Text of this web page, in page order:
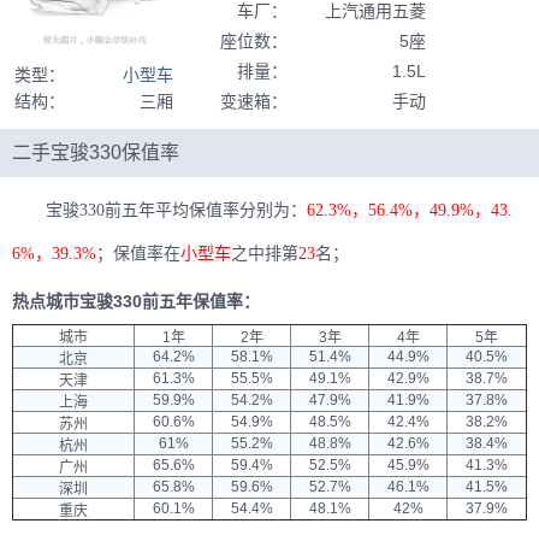
类型：
小型车
结构： 三厢
车厂：
上汽通用五菱
座位数：
5座
排量：
1.5L
变速箱： 手动
二手宝骏330保值率
宝骏330前五年平均保值率分别为： 62.3%，56.4%，49.9%，43.
6%，39.3%；保值率在小型车之中排第23名；
热点城市宝骏330前五年保值率：
城市 1年 2年 3年 4年
5年
北京
64.2% 58.1% 51.4% 44.9%
40.5%
天津
61.3% 55.5% 49.1% 42.9%
38.7%
上海
59.9% 54.2% 47.9% 41.9%
37.8%
苏州
60.6% 54.9% 48.5% 42.4%
38.2%
杭州
61% 55.2% 48.8% 42.6%
38.4%
广州
65.6% 59.4% 52.5% 45.9%
41.3%
深圳
65.8% 59.6% 52.7% 46.1%
41.5%
重庆
60.1% 54.4% 48.1% 42% 37.9%